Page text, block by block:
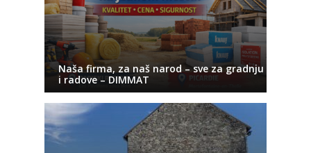
Naša firma, za naš narod – sve za gradnju
i radove – DIMMAT